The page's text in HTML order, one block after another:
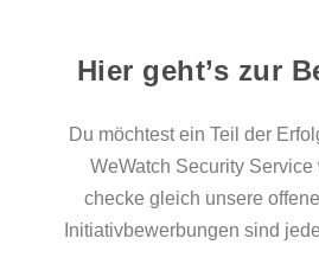
Hier geht’s zur
Du möchtest ein Teil der
WeWatch Security
checke gleich unsere
Initiativbewerbungen sind